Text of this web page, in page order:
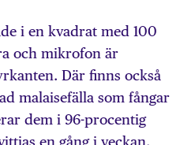
i en kvadrat med 100
och mikrofon är
Där finns också
malaisefälla som fångar
dem i 96-procentig
en gång i veckan.